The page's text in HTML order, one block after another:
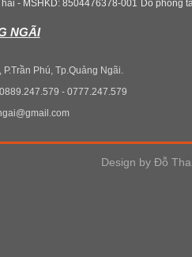
- MSHKD: 8504476378-001 Do phòng
NGÃI
Phú, Tp.Quảng Ngãi.
- 0777.247.579
Design by Đỗ